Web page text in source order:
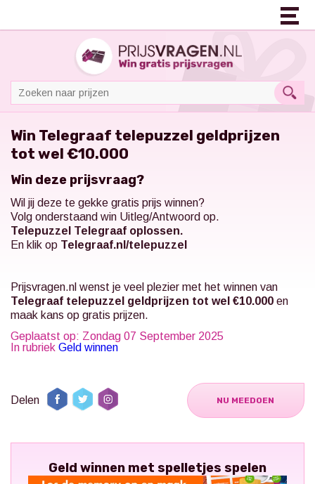
Win Telegraaf telepuzzel geldprijzen
tot wel €10.000
Win deze prijsvraag?
Wil jij deze te gekke gratis prijs winnen?
Volg onderstaand win Uitleg/Antwoord op.
Telepuzzel Telegraaf oplossen.
En klik op Telegraaf.nl/telepuzzel
Prijsvragen.nl wenst je veel plezier met het winnen van
Telegraaf telepuzzel geldprijzen tot wel €10.000 en
maak kans op gratis prijzen.
Geplaatst op: Zondag 07 September 2025
In rubriek Geld winnen
Delen NU MEEDOEN
Geld winnen met spelletjes spelen